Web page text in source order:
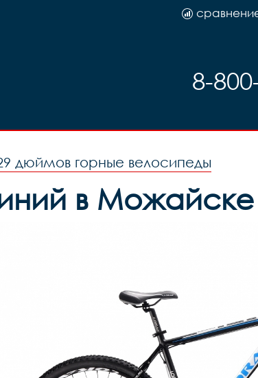
красный, код 45602
8-
дюймов горные велосипеды
в Можайске